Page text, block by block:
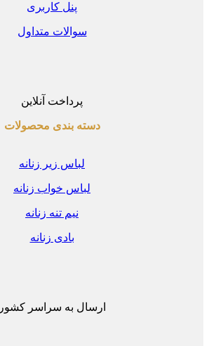
پنل کاربری
سوالات متداول
پرداخت آنلاین
دسته بندی محصولات
لباس زیر زنانه
لباس خواب زنانه
نیم تنه زنانه
بادی زنانه
ارسال به سراسر کشور